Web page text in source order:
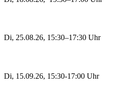
Di, 25.08.26, 15:30–17:30 Uhr
Di, 15.09.26, 15:30-17:00 Uhr